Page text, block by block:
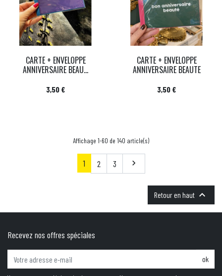
CARTE + ENVELOPPE
ANNIVERSAIRE BEAU...
Prix
3,50 €
CARTE + ENVELOPPE
ANNIVERSAIRE BEAUTE
Prix
3,50 €
Affichage 1-60 de 140 article(s)
1 2 3 Suivant

Retour en haut 
Recevez nos offres spéciales
ok